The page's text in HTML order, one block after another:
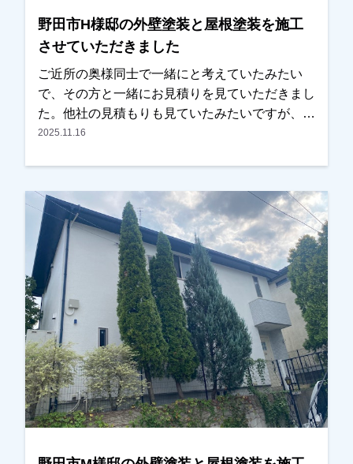
野田市H様邸の外壁塗装と屋根塗装を施工
させていただきました
ご近所の奥様同士で一緒にと考えていたみたい
で、その方と一緒にお見積りを見ていただきまし
た。他社の見積もりも見ていたみたいですが、ご
近所の奥様ともご相談しながら検討され、弊社に
が、弊社で施工した近所の方の色を参考にされ、
一色でまとめることにされました。いい色に仕上
がっているとの事で喜んでいただけました。あり
がとうございました。越谷市、春日部市、野田
市、吉川市、草加市またはその他地域でも外壁塗
装をお考えのお客様、まずはご相談からでも大丈
夫です！現地調査、お見積りをもちろん無料にて
おこなっております。またお支払い方法につきま
しても、無金利ローンも取り扱っておりますの
で、ご遠慮なくお申しつけください。お待ちして
おります。
2025.11.16